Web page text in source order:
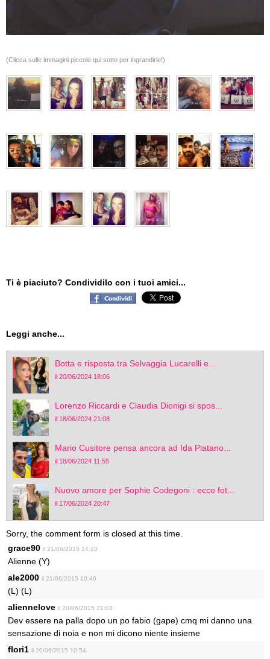
(Clicca sulle immagini piccole qui sotto per ingrandirle!)
Ti è piaciuto? Condividilo con i tuoi amici...
Leggi anche...
Botta e risposta tra Selvaggia Lucarelli e...
il 20/06/2024 18:06
Lorenzo Riccardi e Claudia Dionigi si spos...
il 18/06/2024 21:08
Mario Cusitore pensa ancora ad Ida Platano...
il 18/06/2024 11:55
Nuovo amore per Sophie Codegoni : ecco fot...
il 17/06/2024 20:47
Sorry, the comment form is closed at this time.
grace90 il 21/06/2015 14:23
Alienne (Y)
ale2000 il 21/06/2015 10:46
(L) (L)
aliennelove il 20/06/2015 21:03
Dev essere na palla dopo un po fabio (gape) cmq mi danno una
sensazione di noia e non mi dicono niente insieme
flori1 il 20/06/2015 10:54